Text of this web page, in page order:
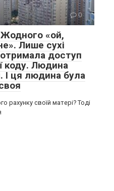
0
«ой,
Лише сухі
доступ
коду. Людина
І ця людина була
рахунку своїй матері? Тоді